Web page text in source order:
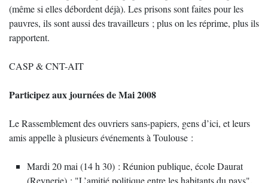
(même si elles débordent déjà). Les prisons sont faites pour les
pauvres, ils sont aussi des travailleurs ; plus on les réprime, plus ils
rapportent.
CASP & CNT-AIT
Participez aux journées de Mai 2008
Le Rassemblement des ouvriers sans-papiers, gens d’ici, et leurs
amis appelle à plusieurs événements à Toulouse :
Mardi 20 mai (14 h 30) : Réunion publique, école Daurat
(Reynerie) : "L’amitié politique entre les habitants du pays".